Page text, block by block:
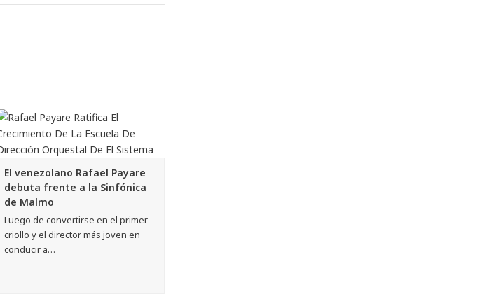
El venezolano Rafael Payare
debuta frente a la Sinfónica
de Malmo
Luego de convertirse en el primer
criollo y el director más joven en
conducir a…